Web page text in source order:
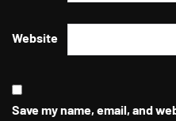
Website
Save my name, email, and